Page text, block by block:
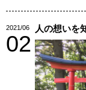
2021/06
02
人の想いを